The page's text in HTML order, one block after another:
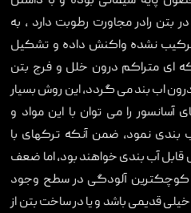
بتن رادر مجاورت رطوبت دارد , به
نشده واکنش داده و تشکیل
ای متراکم درون خلل و فرج بتن
اب بند می گردد، این روش بسیار
آسانسور را می توان با این مواد و
بندی نمود، ضمن آنکه ترکهای با
قابل آب بندی خواهند بود، اما ضعف
کوچکترین آلودگی در سطح وجود
خیلی قدیمی باشد و یا در ساخت بتن از